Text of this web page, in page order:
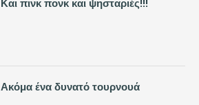
Και πινκ πονκ και ψησταριές!!!
Ακόμα ένα δυνατό τουρνουά